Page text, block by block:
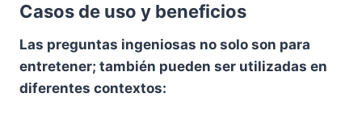
Casos de uso y beneficios
Las preguntas ingeniosas no solo son para
entretener; también pueden ser utilizadas en
diferentes contextos: